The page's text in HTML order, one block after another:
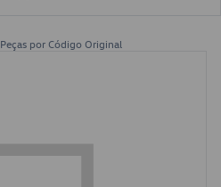
Peças por Código Original